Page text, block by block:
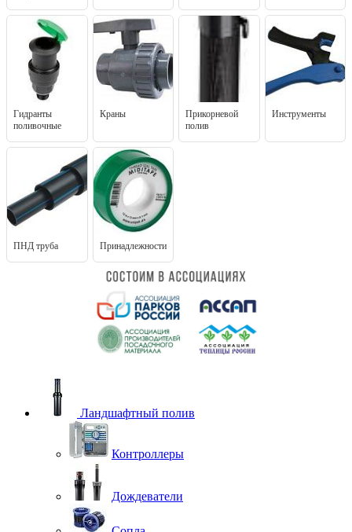
Гидранты
поливочные
Краны
Прикорневой
полив
Инструменты
ПНД труба Принадлежности
Ландшафтный полив
Контроллеры
Дождеватели